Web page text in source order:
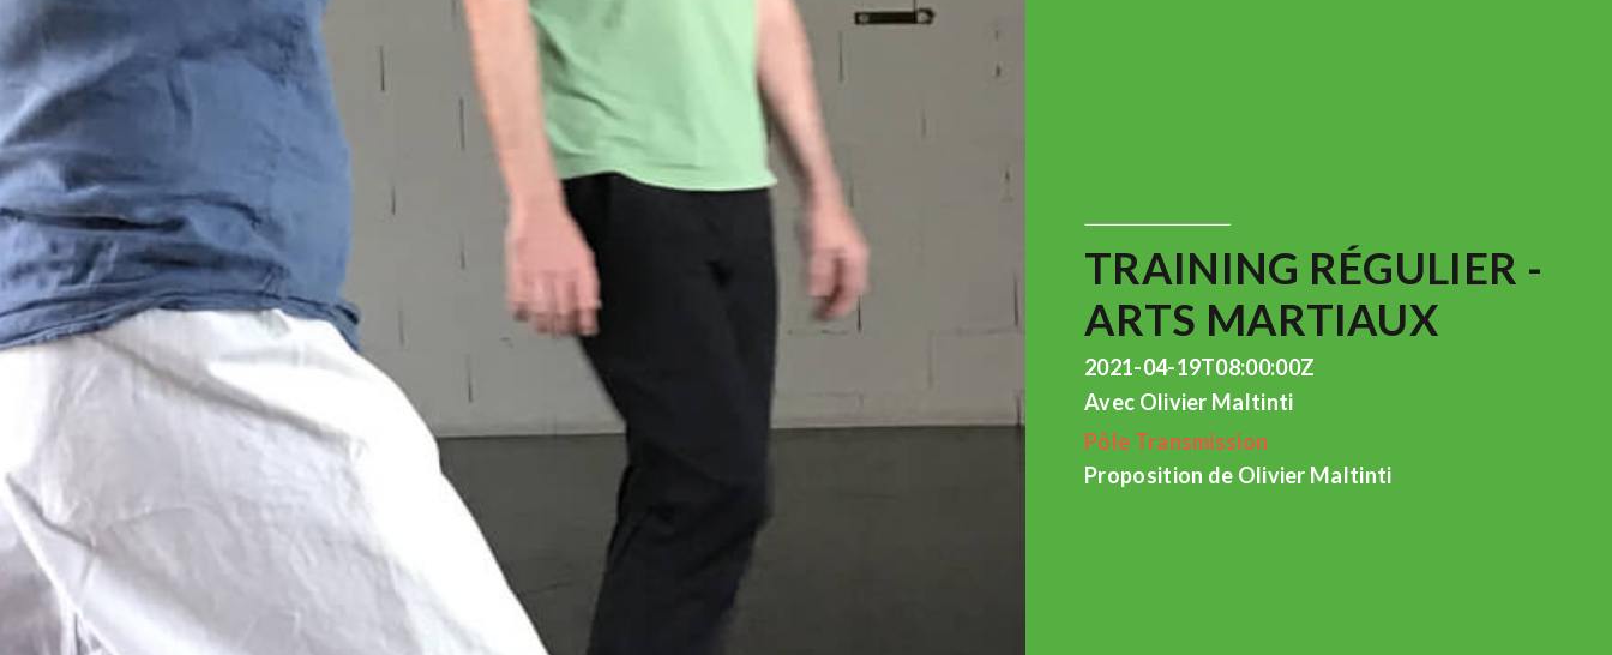
TRAINING RÉGULIER -
ARTS MARTIAUX
2021-04-19T08:00:00Z
Avec Olivier Maltinti
Pôle Transmission
Proposition de Olivier Maltinti